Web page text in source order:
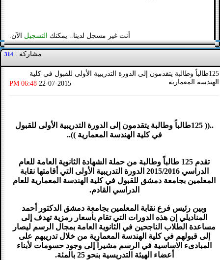
أنت غير مسجل لدينا.. يمكنك التسجيل الآن.
مشاركة : 314
125طالباً وطالبة يتقدمون إلى الدورة التدريبية الأولى للقبول في كلية
الهندسة المعمارية
22-07-2015
06:48 PM
..(( 125طالباً وطالبة يتقدمون إلى الدورة التدريبية الأولى للقبول
في كلية الهندسة المعمارية ))..
تقدم 125 طالباً وطالبة من حملة الشهادة الثانوية العامة للعام
الدراسي 2015/2016 الدورة التدريبية الأولى التي أقامتها نقابة
المعلمين بجامعة دمشق للقبول في كلية الهندسة المعمارية للعام
الدراسي القادم.
وبين رئيس فرع نقابة المعلمين بجامعة دمشق الدكتور أحمد
المناديلي إن هذه الدورات التي تقام بأسعار رمزية تهدف إلى
مساعدة الطلاب الناجحين في الثانوية العامة بمجال الرسم ليصار
إلى قبولهم في كلية الهندسة المعمارية من خلال تدريبهم على
المبادىء الاساسية في الرسم مشيراً إلى وجود حسومات لأبناء
أعضاء الهيئة التدريسية بنحو 25 بالمئة.